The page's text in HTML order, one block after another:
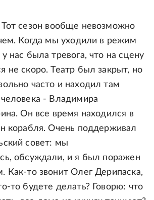
Тот сезон вообще невозможно
Когда мы уходили в режим
нас была тревога, что на сцену
не скоро. Театр был закрыт, но
часто и находил там
- Владимира
Он все время находился в
корабля. Очень поддерживал
совет: мы
обсуждали, и я был поражен
Как-то звонит Олег Дерипаска,
то будете делать? Говорю: что